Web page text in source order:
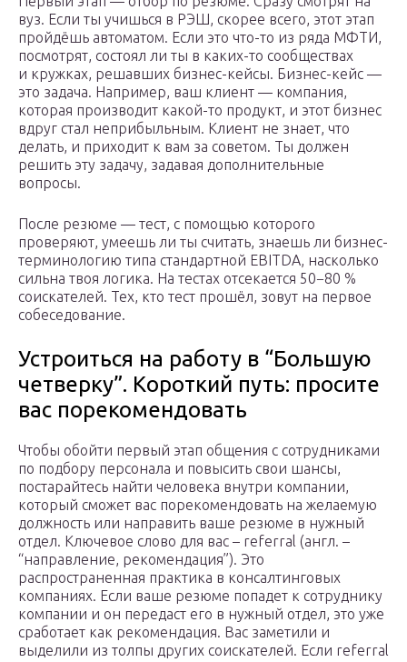
вуз. Если ты учишься в РЭШ, скорее всего, этот этап
пройдёшь автоматом. Если это что-то из ряда МФТИ,
посмотрят, состоял ли ты в каких-то сообществах
и кружках, решавших бизнес-кейсы. Бизнес-кейс —
это задача. Например, ваш клиент — компания,
которая производит какой-то продукт, и этот бизнес
вдруг стал неприбыльным. Клиент не знает, что
делать, и приходит к вам за советом. Ты должен
решить эту задачу, задавая дополнительные
вопросы.
После резюме — тест, с помощью которого
проверяют, умеешь ли ты считать, знаешь ли бизнес-
терминологию типа стандартной EBITDA, насколько
сильна твоя логика. На тестах отсекается 50−80 %
соискателей. Тех, кто тест прошёл, зовут на первое
собеседование.
Устроиться на работу в “Большую
четверку”. Короткий путь: просите
вас порекомендовать
Чтобы обойти первый этап общения с сотрудниками
по подбору персонала и повысить свои шансы,
постарайтесь найти человека внутри компании,
который сможет вас порекомендовать на желаемую
должность или направить ваше резюме в нужный
отдел. Ключевое слово для вас – referral (англ. –
“направление, рекомендация”). Это
распространенная практика в консалтинговых
компаниях. Если ваше резюме попадет к сотруднику
компании и он передаст его в нужный отдел, это уже
сработает как рекомендация. Вас заметили и
выделили из толпы других соискателей. Если referral